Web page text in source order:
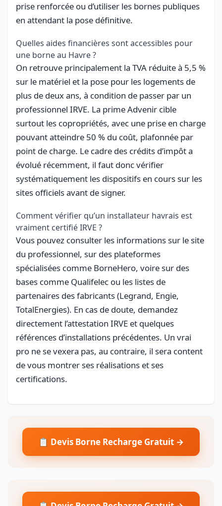
prise renforcée ou d’utiliser les bornes publiques
en attendant la pose définitive.
Quelles aides financières sont accessibles pour
une borne au Havre ?
On retrouve principalement la TVA réduite à 5,5 %
sur le matériel et la pose pour les logements de
plus de deux ans, à condition de passer par un
professionnel IRVE. La prime Advenir cible
surtout les copropriétés, avec une prise en charge
pouvant atteindre 50 % du coût, plafonnée par
point de charge. Le cadre des crédits d’impôt a
évolué récemment, il faut donc vérifier
systématiquement les dispositifs en cours sur les
sites officiels avant de signer.
Comment vérifier qu’un installateur havrais est
vraiment certifié IRVE ?
Vous pouvez consulter les informations sur le site
du professionnel, sur des plateformes
spécialisées comme BorneHero, voire sur des
bases comme Qualifelec ou les listes de
partenaires des fabricants (Legrand, Engie,
TotalEnergies). En cas de doute, demandez
directement l’attestation IRVE et quelques
références d’installations précédentes. Un vrai
pro ne se vexera pas, au contraire, il sera content
de vous montrer ses réalisations et ses
certifications.
📋 Devis Borne Recharge Gratuit →